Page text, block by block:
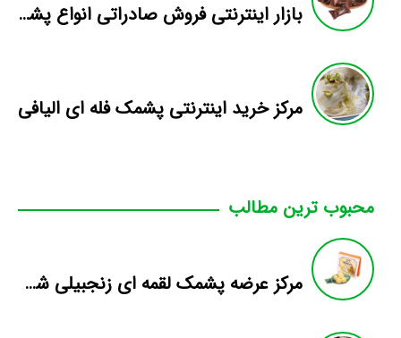
بازار اینترنتی فروش صادراتی انواع پشمک الیافی/شکلاتی
مرکز خرید اینترنتی پشمک فله ای الیافی
محبوب ترین مطالب
مرکز عرضه پشمک لقمه ای زنجبیلی شکلاتی